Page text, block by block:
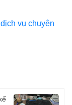
vụ chuyên